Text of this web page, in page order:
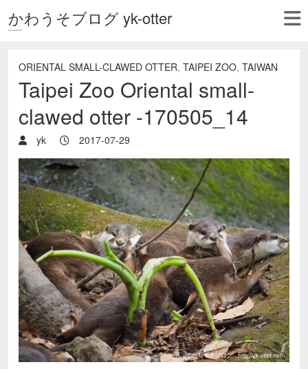
かわうそブログ yk-otter
ORIENTAL SMALL-CLAWED OTTER, TAIPEI ZOO, TAIWAN
Taipei Zoo Oriental small-
clawed otter -170505_14
yk 2017-07-29